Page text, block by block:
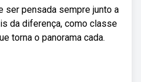
ser pensada sempre junto a
da diferença, como classe
torna o panorama cada.